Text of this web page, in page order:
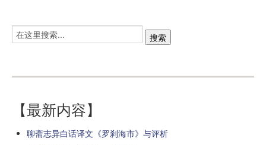
【最新内容】
聊斋志异白话译文《罗刹海市》与评析